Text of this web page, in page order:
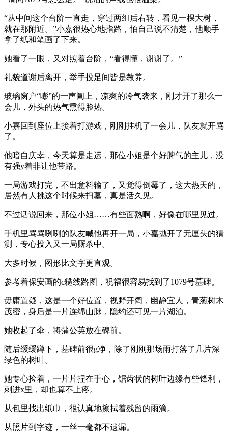
“从中间这个台阶一直走，穿过两组后右转，看见一棵大树，
就在那附近。”小嘉很热心地指路，怕自己说不清楚，他顺手
拿了纸和笔画了下来。
她看了一眼，又对照着台阶，“看得懂，谢谢了。”
礼貌道谢后离开，举手投足间皆是教养。
玻璃窗户“嘭”的一声阖上，凉爽的冷气袭来，刚才开了那么一
会儿，外头的热气熏得脸热。
小嘉回到座位上接着打游戏，刚刚挂机了一会儿，队友就开骂
了。
他暗自庆幸，今天算是走运，那位小姐是个好脾气的主儿，没
有强y着非让他带路。
一局游戏打完，不出意料输了，又觉得倒霉了，这大热天的，
居然有人挑这个时候来扫墓，真是活久见。
不过话说回来，那位小姐……有些面熟啊，好像在哪里见过。
手机里骂骂咧咧的队友喊他再开一局，小嘉抛开了无厘头的猜
测，专心投入又一局厮杀中。
大多时候，图形比文字更直观。
参考着保安画的c糙线路图，祝福很容易找到了1079号墓碑。
毋庸置疑，这是一个好位置，视野开阔，幽静宜人，青葱树木
茂密，身后是一片连绵山脉，隐约还可见一片湖泊。
她收起了伞，将蒲公英放在碑前。
随后缓缓蹲下，墓碑前很g净，除了刚刚那场雨打落了几片深
绿色的树叶。
她专心捡着，一片片捏在手心，锯齿状的树叶边缘有些锋利，
刺进x里，却也算不上疼。
从包里找出纸巾，很认真地擦拭着残留的雨滴。
从照片到字迹，一丝一毫都不遗漏。